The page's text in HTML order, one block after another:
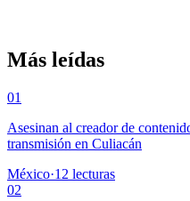
Más leídas
01
Asesinan al creador de
transmisión en Culiacán
México·12 lecturas
02